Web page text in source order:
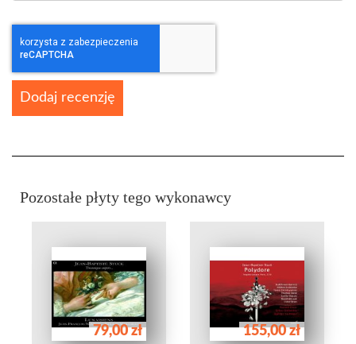
Dodaj recenzję
Pozostałe płyty tego wykonawcy
79,00 zł 155,00 zł